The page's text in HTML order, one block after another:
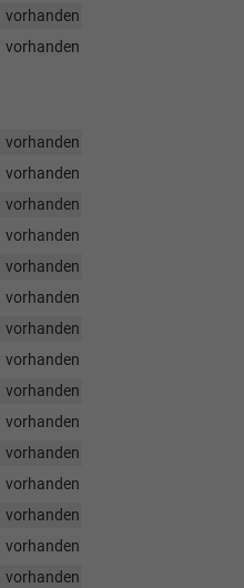
vorhanden
vorhanden
vorhanden
vorhanden
vorhanden
vorhanden
vorhanden
vorhanden
vorhanden
vorhanden
vorhanden
vorhanden
vorhanden
vorhanden
vorhanden
vorhanden
vorhanden